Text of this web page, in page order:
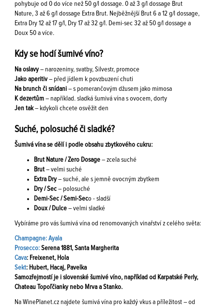
pohybuje od 0 do více než 50 g/l dossage. 0 až 3 g/l dossage Brut
Nature, 3 až 6 g/l dossage Extra Brut. Nejběžnější Brut 6 a 12 g/l dossage,
Extra Dry 12 až 17 g/l, Dry 17 až 32 g/l. Demi-sec 32 až 50 g/l dossage a
Doux 50 a více.
Kdy se hodí šumivé víno?
Na oslavy– narozeniny, svatby, Silvestr, promoce
Jako aperitiv– před jídlem k povzbuzení chuti
Na brunch či snídani – s pomerančovým džusem jako mimosa
K dezertům – například. sladká šumivá vína s ovocem, dorty
Jen tak– kdykoli chcete osvěžit den
Suché, polosuché či sladké?
Šumivá vína se dělí i podle obsahu zbytkového cukru:
Brut Nature / Zero Dosage – zcela suché
Brut – velmi suché
Extra Dry– suché, ale s jemně ovocným zbytkem
Dry / Sec – polosuché
Demi-Sec / Semi-Seco - sladší
Doux / Dulce – velmi sladké
Vybíráme pro vás šumivá vína od renomovaných vinařství z celého světa:
Champagne: Ayala
Prosecco: Serena 1881, Santa Margherita
Cava: Freixenet, Hola
Sekt: Hubert, Hacaj, Pavelka
Samozřejmostí je i slovenské šumivé víno, například od Karpatské Perly,
Chateau Topoľčianky nebo Mrva a Stanko.
Na WinePlanet.cz najdete šumivá vína pro každý vkus a příležitost – od